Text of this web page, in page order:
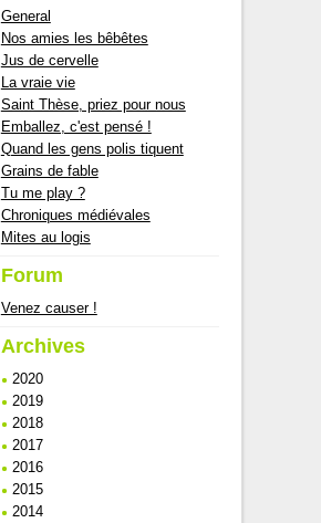
General
Nos amies les bêbêtes
Jus de cervelle
La vraie vie
Saint Thèse, priez pour nous
Emballez, c'est pensé !
Quand les gens polis tiquent
Grains de fable
Tu me play ?
Chroniques médiévales
Mites au logis
Forum
Venez causer !
Archives
2020
2019
2018
2017
2016
2015
2014